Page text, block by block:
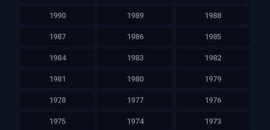
1990 1989 1988
1987 1986 1985
1984 1983 1982
1981 1980 1979
1978 1977 1976
1975 1974 1973